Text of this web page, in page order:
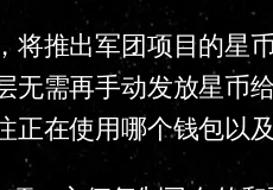
将推出军团项目的星
无需再手动发放星币
正在使用哪个钱包以